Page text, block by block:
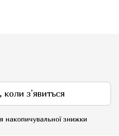
коли з'явиться
накопичувальної знижки